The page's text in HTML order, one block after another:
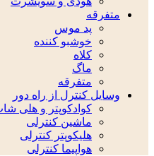
متفرقه
پد موس
خوشبو کننده
کلاه
ماگ
متفرقه
وسایل کنترل از راه دور
کوادکوپتر و هلی
ماشین کنترلی
هلیکوپتر کنترلی
هواپیما کنترلی